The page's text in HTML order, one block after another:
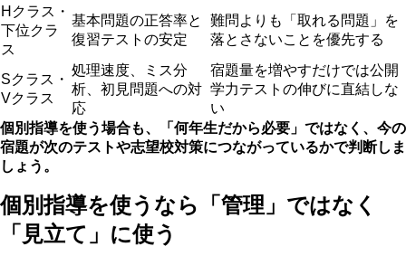
Hクラス・
下位クラ
ス
基本問題の正答率と
復習テストの安定
難問よりも「取れる問題」を
落とさないことを優先する
Sクラス・
Vクラス
処理速度、ミス分
析、初見問題への対
応
宿題量を増やすだけでは公開
学力テストの伸びに直結しな
い
個別指導を使う場合も、「何年生だから必要」ではなく、今の
宿題が次のテストや志望校対策につながっているかで判断しま
しょう。
個別指導を使うなら「管理」ではなく
「見立て」に使う